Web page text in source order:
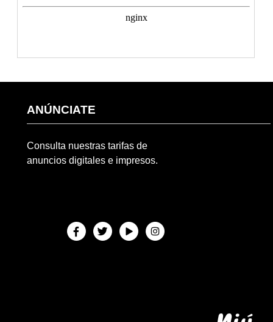
ANÚNCIATE
Consulta nuestras tarifas de
anuncios digitales e impresos.